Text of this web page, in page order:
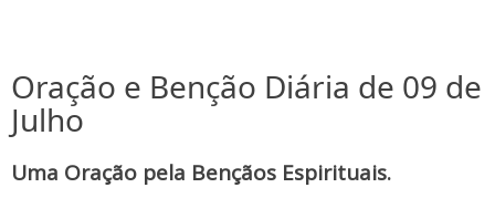
Oração e Benção Diária de 09 de
Julho
Uma Oração pela Bençãos Espirituais.